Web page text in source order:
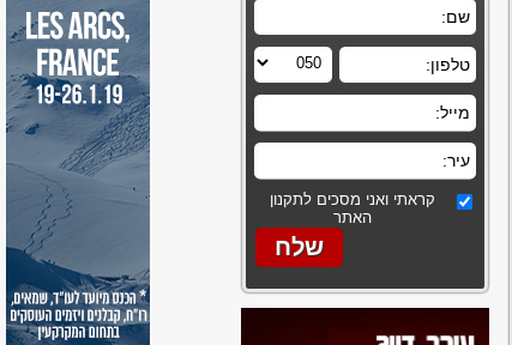
קראתי ואני מסכים לתקנון
האתר